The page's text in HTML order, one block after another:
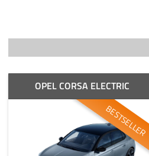
OPEL CORSA ELECTRIC
BESTSELLER